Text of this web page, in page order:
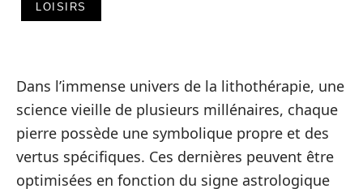
LOISIRS
Dans l’immense univers de la lithothérapie, une
science vieille de plusieurs millénaires, chaque
pierre possède une symbolique propre et des
vertus spécifiques. Ces dernières peuvent être
optimisées en fonction du signe astrologique